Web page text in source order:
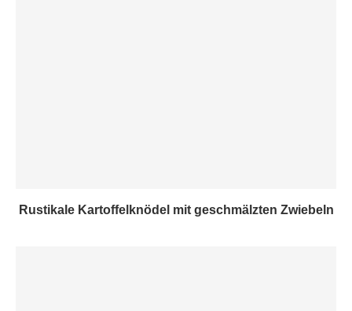
Rustikale Kartoffelknödel mit geschmälzten Zwiebeln